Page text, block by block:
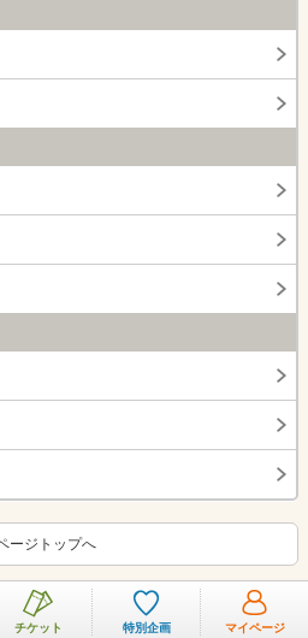
ージトップへ
チケット 特別企画 マイページ